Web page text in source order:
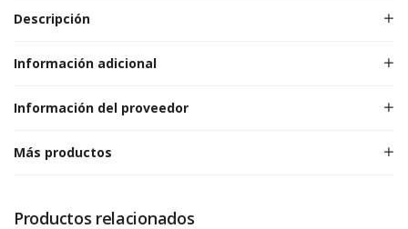
Descripción
Información adicional
Información del proveedor
Más productos
Productos relacionados